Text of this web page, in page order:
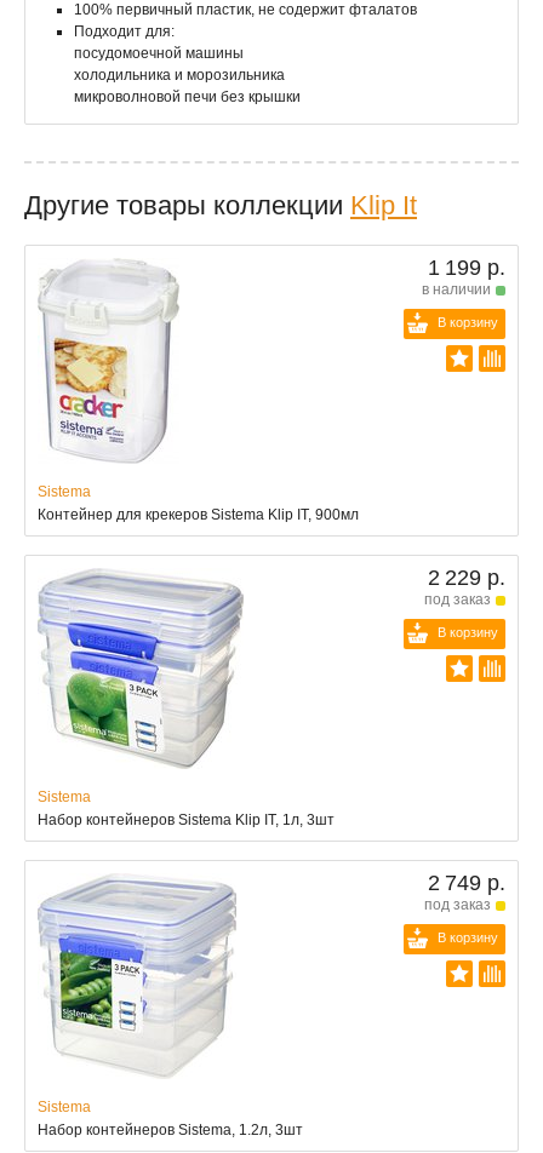
100% первичный пластик, не содержит фталатов
Подходит для:
посудомоечной машины
холодильника и морозильника
микроволновой печи без крышки
Другие товары коллекции Klip It
1 199 р.
в наличии
В корзину
Sistema
Контейнер для крекеров Sistema Klip IT, 900мл
2 229 р.
под заказ
В корзину
Sistema
Набор контейнеров Sistema Klip IT, 1л, 3шт
2 749 р.
под заказ
В корзину
Sistema
Набор контейнеров Sistema, 1.2л, 3шт